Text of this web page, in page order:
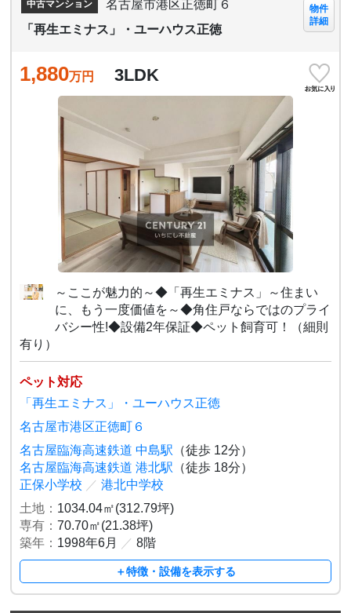
中古マンション
名古屋市港区正徳町６
「再生エミナス」・ユーハウス正徳
物件
詳細
1,880万円 3LDK
～ここが魅力的～◆「再生エミナス」～住まい
に、もう一度価値を～◆角住戸ならではのプライ
バシー性!◆設備2年保証◆ペット飼育可！（細則
有り）
ペット対応
「再生エミナス」・ユーハウス正徳
名古屋市港区正徳町６
名古屋臨海高速鉄道 中島駅 （徒歩 12分）
名古屋臨海高速鉄道 港北駅 （徒歩 18分）
正保小学校 ／ 港北中学校
土地： 1034.04㎡(312.79坪)
専有：70.70㎡(21.38坪)
築年： 1998年6月 ／ 8階
＋特徴・設備を表示する